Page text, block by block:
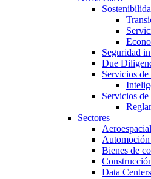
Seguridad
Due
Servicios
Servicios de
Sectores
Aeroespacial
Bienes de
Data